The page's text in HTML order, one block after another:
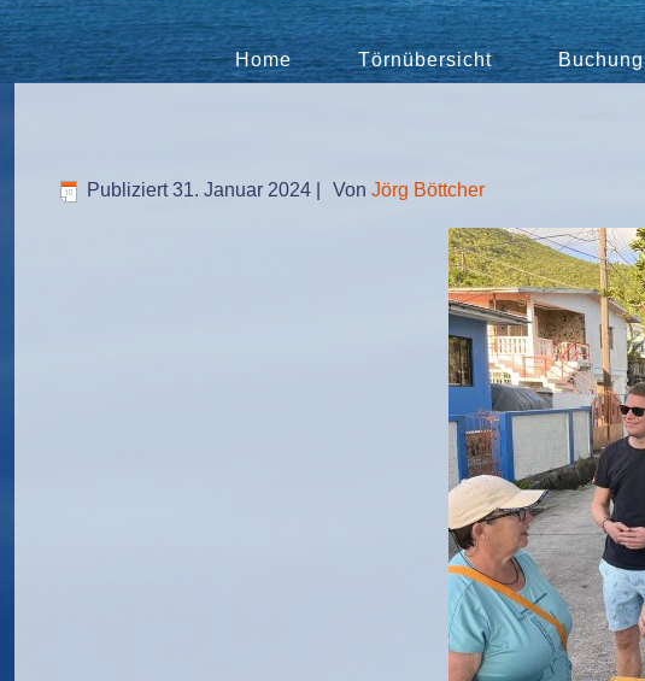
Home Törnübersicht Buchung
Publiziert 31. Januar 2024 Von Jörg Böttcher